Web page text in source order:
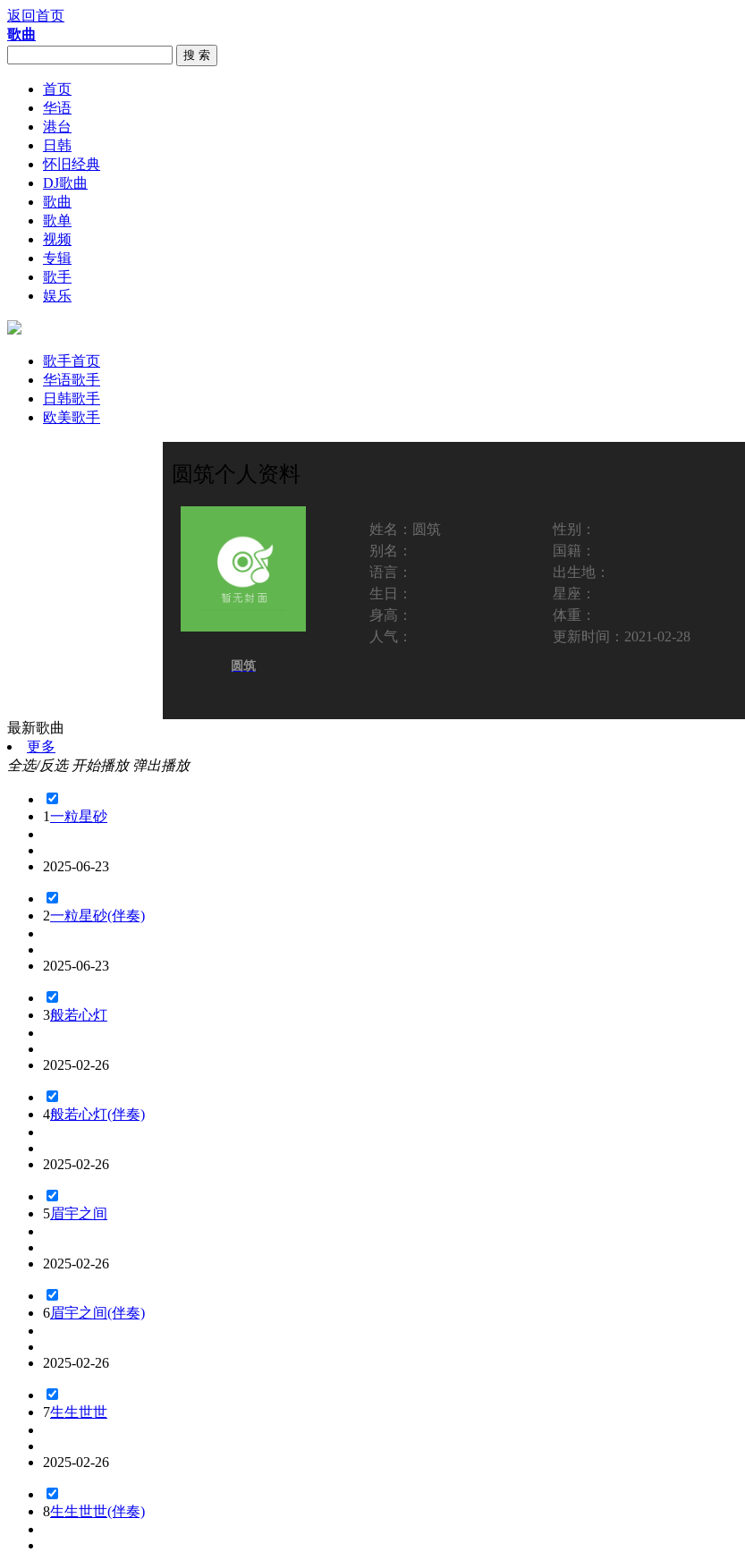
返回首页
歌曲
搜 索
首页
华语
港台
日韩
怀旧经典
DJ歌曲
歌曲
歌单
视频
专辑
歌手
娱乐
歌手首页
华语歌手
日韩歌手
欧美歌手
圆筑个人资料
圆筑
姓名： 圆筑
性别：
别名：
国籍：
语言：
出生地：
生日：
星座：
身高：
体重：
人气：
更新时间： 2021-02-28
最新歌曲
更多
全选/反选 开始播放 弹出播放
1一粒星砂
2025-06-23
2一粒星砂(伴奏)
2025-06-23
3般若心灯
2025-02-26
4般若心灯(伴奏)
2025-02-26
5眉宇之间
2025-02-26
6眉宇之间(伴奏)
2025-02-26
7生生世世
2025-02-26
8生生世世(伴奏)